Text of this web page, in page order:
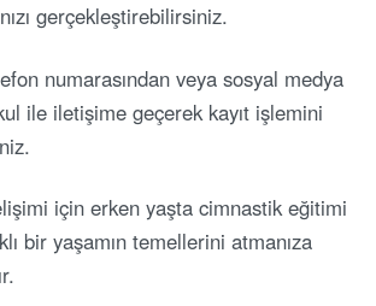
gerçekleştirebilirsiniz.
numarasından veya sosyal medya
ile iletişime geçerek kayıt işlemini
için erken yaşta cimnastik eğitimi
bir yaşamın temellerini atmanıza